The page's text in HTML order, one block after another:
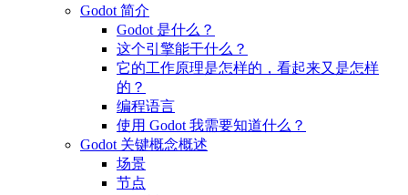
Godot 简介
Godot 是什么？
这个引擎能干什么？
它的工作原理是怎样的，看起来又是怎样
的？
编程语言
使用 Godot 我需要知道什么？
Godot 关键概念概述
场景
节点